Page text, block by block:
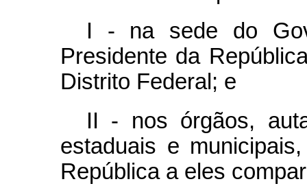
I - na sede do
Presidente da
Distrito Federal; e
II - nos órgãos,
estaduais e
República a eles